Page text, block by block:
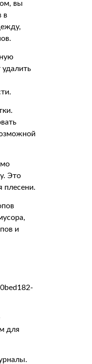
вы
в
Это
плесени.
и
для